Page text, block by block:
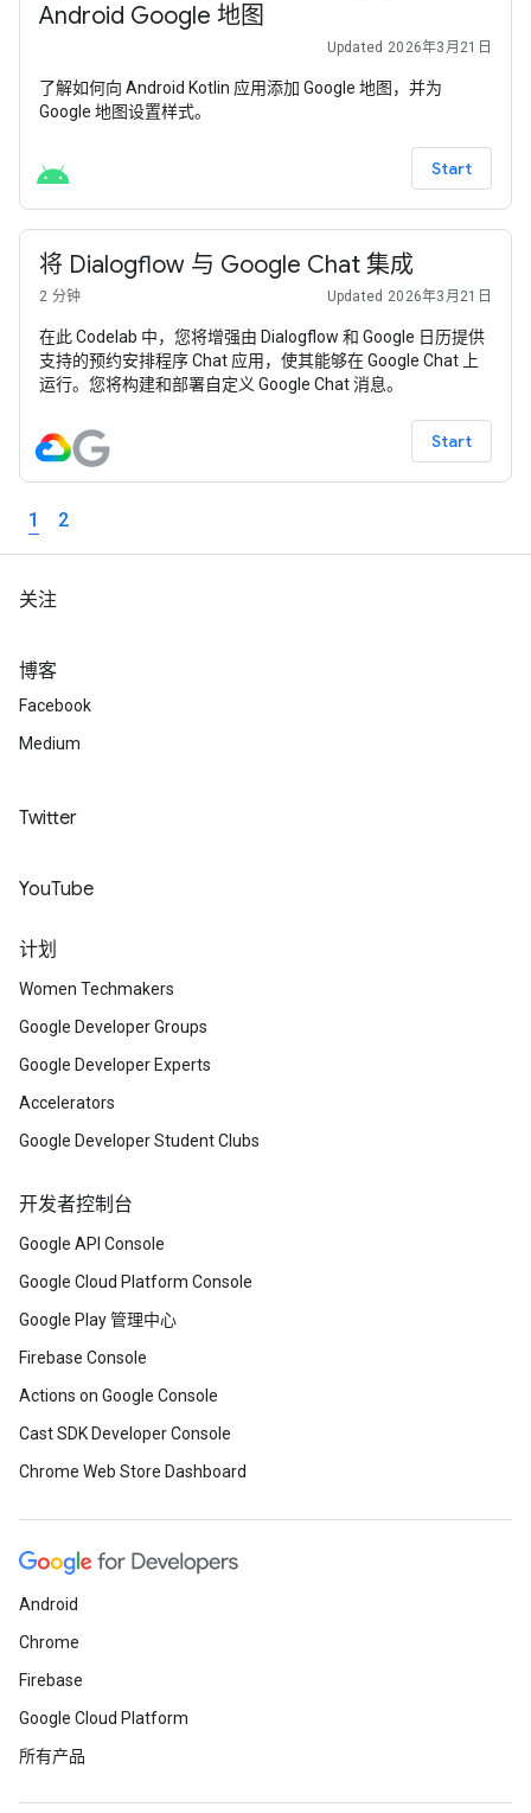
Android Google 地图
Updated 2026年3月21日
了解如何向 Android Kotlin 应用添加 Google 地图，并为
Google 地图设置样式。
Start
将 Dialogflow 与 Google Chat 集成
2 分钟 Updated 2026年3月21日
在此 Codelab 中，您将增强由 Dialogflow 和 Google 日历提供
支持的预约安排程序 Chat 应用，使其能够在 Google Chat 上
运行。您将构建和部署自定义 Google Chat 消息。
Start
1 2
关注
博客
Facebook
Medium
Twitter
YouTube
计划
Women Techmakers
Google Developer Groups
Google Developer Experts
Accelerators
Google Developer Student Clubs
开发者控制台
Google API Console
Google Cloud Platform Console
Google Play 管理中心
Firebase Console
Actions on Google Console
Cast SDK Developer Console
Chrome Web Store Dashboard
Android
Chrome
Firebase
Google Cloud Platform
所有产品